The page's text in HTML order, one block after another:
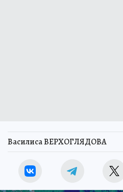
Василиса ВЕРХОГЛЯДОВА